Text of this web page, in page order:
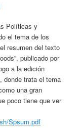
Políticas y
el tema de los
resumen del texto
publicado por
a la edición
donde trata el tema
una gran
poco tiene que ver
Spsum.pdf